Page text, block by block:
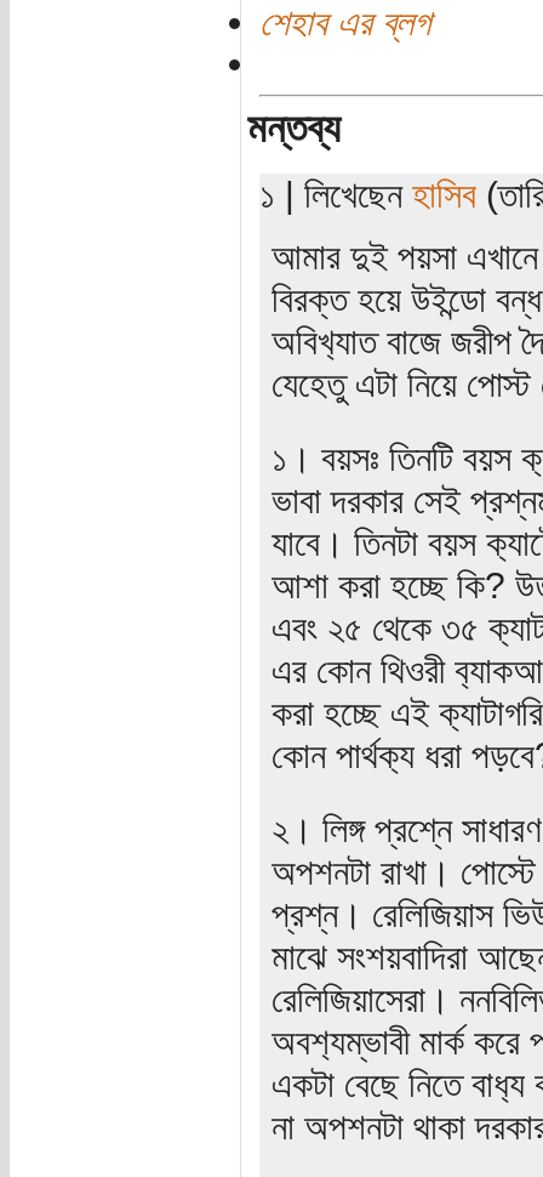
শেহাব এর ব্লগ
মন্তব্য
১ | লিখেছেন হাসিব
আমার দুই পয়সা
বিরক্ত হয়ে উইন্ডো
অবিখ‍্যাত বাজে জরীপ
যেহেতু এটা নিয়ে
১। বয়সঃ তিনটি বয়স
ভাবা দরকার সেই
যাবে। তিনটা বয়স
আশা করা হচ্ছে কি?
এবং ২৫ থেকে ৩৫
এর কোন থিওরী
করা হচ্ছে এই
কোন পার্থক‍্য ধরা
২। লিঙ্গ প্রশ্নে
অপশনটা রাখা। পোস্টে
প্রশ্ন। রেলিজিয়াস
মাঝে সংশয়বাদিরা
রেলিজিয়াসেরা।
অব‍শ‍্যম্ভাবী মার্ক করে
একটা বেছে নিতে
না অপশনটা থাকা